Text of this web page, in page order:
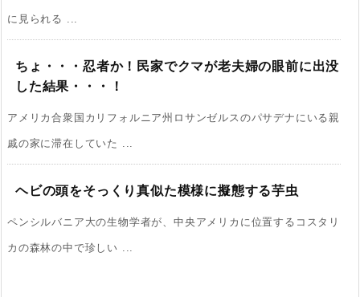
に見られる ...
ちょ・・・忍者か！民家でクマが老夫婦の眼前に出没
した結果・・・！
アメリカ合衆国カリフォルニア州ロサンゼルスのパサデナにいる親
戚の家に滞在していた ...
ヘビの頭をそっくり真似た模様に擬態する芋虫
ペンシルバニア大の生物学者が、中央アメリカに位置するコスタリ
カの森林の中で珍しい ...